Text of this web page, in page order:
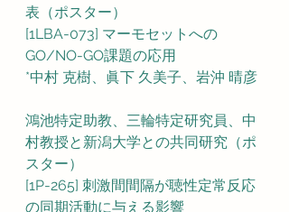
表（ポスター）
[1LBA-073] マーモセットへの
GO/NO-GO課題の応用
*中村 克樹、眞下 久美子、岩沖 晴彦
鴻池特定助教、三輪特定研究員、中
村教授と新潟大学との共同研究（ポ
スター）
[1P-265] 刺激間間隔が聴性定常反応
の同期活動に与える影響